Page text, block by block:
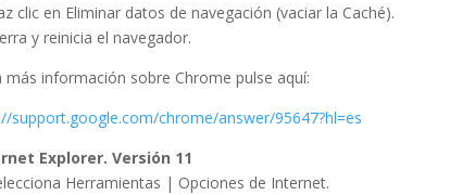
clic en Eliminar datos de navegación (vaciar la Caché).
y reinicia el navegador.
más información sobre Chrome pulse aquí:
support.google.com/chrome/answer/95647?hl=es
Explorer. Versión 11
Herramientas | Opciones de Internet.